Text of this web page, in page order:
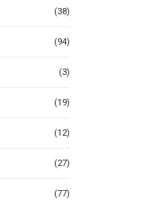
(38)
(94)
(3)
(19)
(12)
(27)
(77)